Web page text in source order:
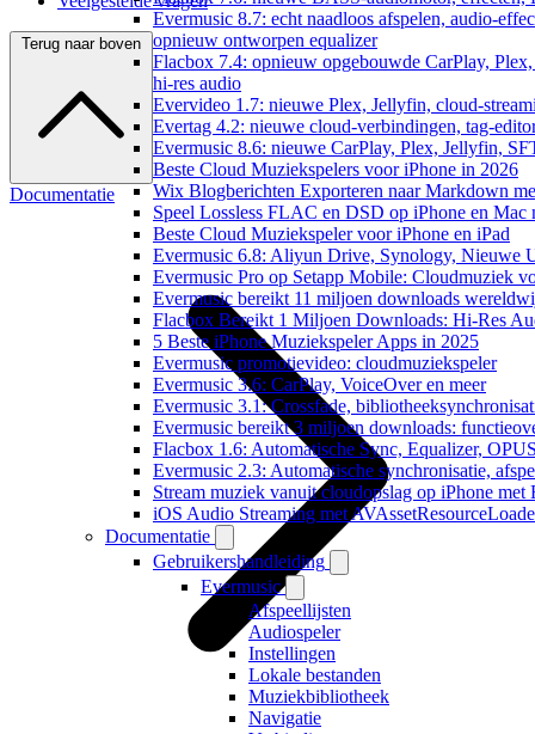
Evermusic 8.7: echt naadloos afspelen, audio-
opnieuw ontworpen equalizer
Flacbox 7.4: opnieuw opgebouwde CarPlay,
hi-res audio
Evervideo 1.7: nieuwe Plex, Jellyfin, cloud-
Evertag 4.2: nieuwe cloud-verbindingen, tag-
Evermusic 8.6: nieuwe CarPlay, Plex, Jellyfin,
Beste Cloud Muziekspelers voor iPhone in 2026
Wix Blogberichten Exporteren naar Markdown
Speel Lossless FLAC en DSD op iPhone en Mac
Beste Cloud Muziekspeler voor iPhone en iPad
Evermusic 6.8: Aliyun Drive, Synology, Nieuwe
Evermusic Pro op Setapp Mobile: Cloudmuziek
Evermusic bereikt 11 miljoen downloads
Flacbox Bereikt 1 Miljoen Downloads: Hi-Res
5 Beste iPhone Muziekspeler Apps in 2025
Evermusic promotievideo: cloudmuziekspeler
Evermusic 3.6: CarPlay, VoiceOver en meer
Evermusic 3.1: Crossfade,
Evermusic bereikt 3 miljoen downloads:
Flacbox 1.6: Automatische Sync, Equalizer,
Evermusic 2.3: Automatische synchronisatie,
Stream muziek vanuit cloudopslag op iPhone met
iOS Audio Streaming met
Documentatie
Gebruikershandleiding
Evermusic
Afspeellijsten
Audiospeler
Instellingen
Lokale bestanden
Muziekbibliotheek
Navigatie
Terug naar boven
Documentatie